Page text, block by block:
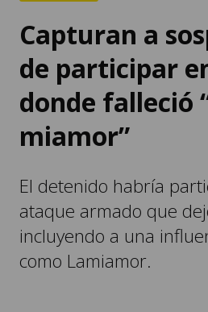
Capturan a
de participar
donde falleció
miamor”
El detenido habría
ataque armado que
incluyendo a una
como Lamiamor.